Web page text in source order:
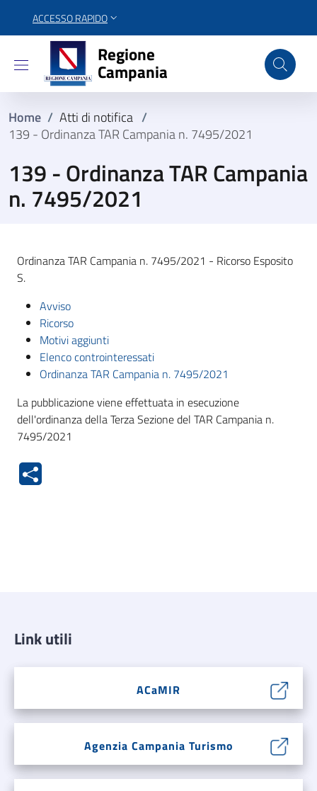
ACCESSO RAPIDO
Regione Campania
Regione
Campania
Home / Atti di notifica /
139 - Ordinanza TAR Campania n. 7495/2021
139 - Ordinanza TAR Campania
n. 7495/2021
Ordinanza TAR Campania n. 7495/2021 - Ricorso Esposito
S.
Avviso
Ricorso
Motivi aggiunti
Elenco controinteressati
Ordinanza TAR Campania n. 7495/2021
La pubblicazione viene effettuata in esecuzione
dell'ordinanza della Terza Sezione del TAR Campania n.
7495/2021
Link utili
ACaMIR
Agenzia Campania Turismo